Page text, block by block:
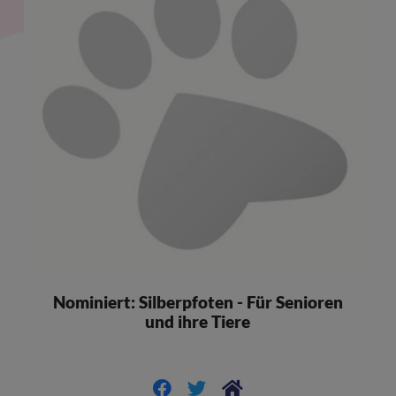
Nominiert: Silberpfoten - Für Senioren
und ihre Tiere